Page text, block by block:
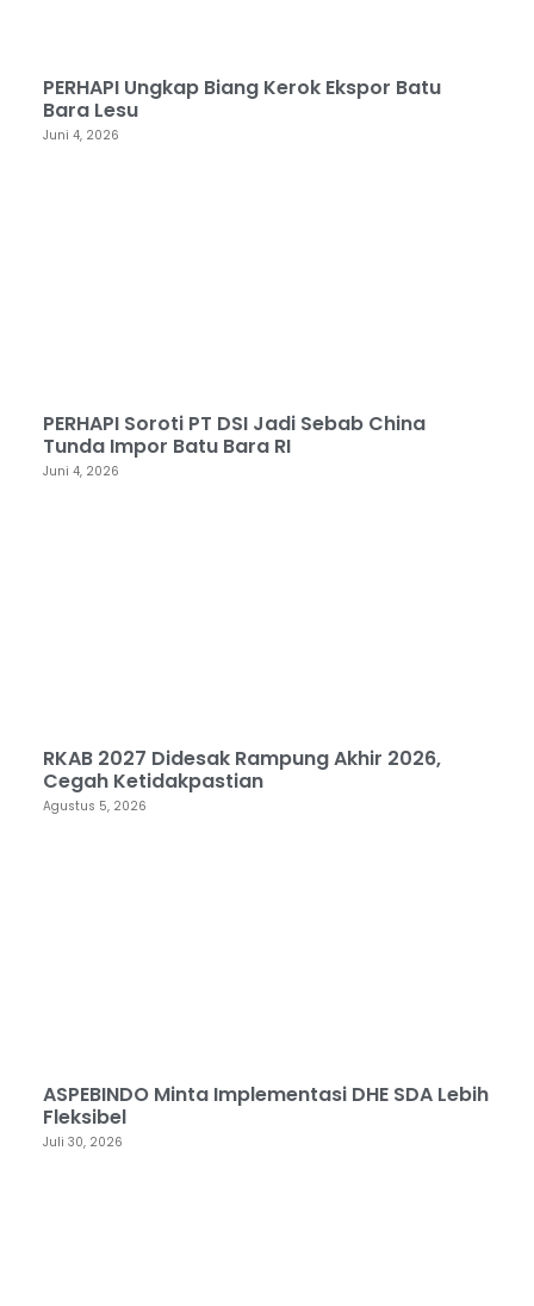
PERHAPI Ungkap Biang Kerok Ekspor Batu
Bara Lesu
Juni 4, 2026
PERHAPI Soroti PT DSI Jadi Sebab China
Tunda Impor Batu Bara RI
Juni 4, 2026
RKAB 2027 Didesak Rampung Akhir 2026,
Cegah Ketidakpastian
Agustus 5, 2026
ASPEBINDO Minta Implementasi DHE SDA Lebih
Fleksibel
Juli 30, 2026